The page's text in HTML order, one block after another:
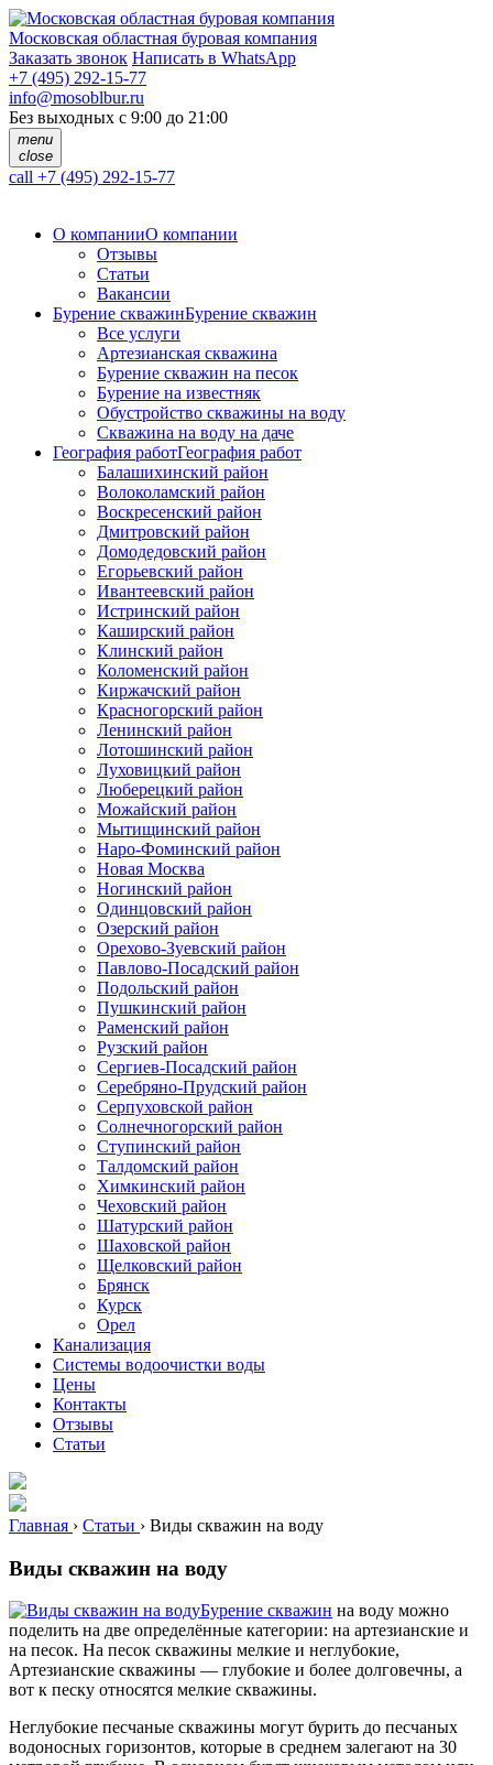
Московская областная буровая компания
Заказать звонок Написать в WhatsApp
+7 (495) 292-15-77
info@mosoblbur.ru
Без выходных с 9:00 до 21:00
menu
close
call +7 (495) 292-15-77
О компанииО компании
Отзывы
Статьи
Вакансии
Бурение скважинБурение скважин
Все услуги
Артезианская скважина
Бурение скважин на песок
Бурение на известняк
Обустройство скважины на воду
Скважина на воду на даче
География работГеография работ
Балашихинский район
Волоколамский район
Воскресенский район
Дмитровский район
Домодедовский район
Егорьевский район
Ивантеевский район
Истринский район
Каширский район
Клинский район
Коломенский район
Киржачский район
Красногорский район
Ленинский район
Лотошинский район
Луховицкий район
Люберецкий район
Можайский район
Мытищинский район
Наро-Фоминский район
Новая Москва
Ногинский район
Одинцовский район
Озерский район
Орехово-Зуевский район
Павлово-Посадский район
Подольский район
Пушкинский район
Раменский район
Рузский район
Сергиев-Посадский район
Серебряно-Прудский район
Серпуховской район
Солнечногорский район
Ступинский район
Талдомский район
Химкинский район
Чеховский район
Шатурский район
Шаховской район
Щелковский район
Брянск
Курск
Орел
Канализация
Системы водоочистки воды
Цены
Контакты
Отзывы
Статьи
Главная › Статьи › Виды скважин на воду
Виды скважин на воду
Бурение скважин на воду можно
поделить на две определённые категории: на артезианские и
на песок. На песок скважины мелкие и неглубокие,
Артезианские скважины — глубокие и более долговечны, а
вот к песку относятся мелкие скважины.
Неглубокие песчаные скважины могут бурить до песчаных
водоносных горизонтов, которые в среднем залегают на 30